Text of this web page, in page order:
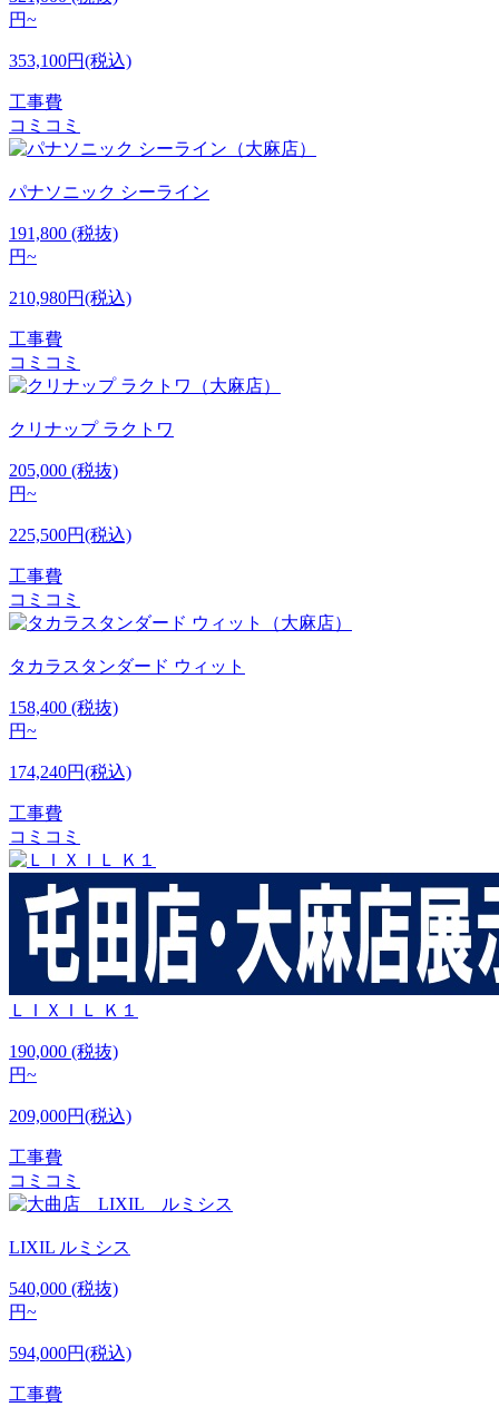
円~
353,100円(税込)
工事費
コミコミ
パナソニック シーライン
191,800 (税抜)
円~
210,980円(税込)
工事費
コミコミ
クリナップ ラクトワ
205,000 (税抜)
円~
225,500円(税込)
工事費
コミコミ
タカラスタンダード ウィット
158,400 (税抜)
円~
174,240円(税込)
工事費
コミコミ
ＬＩＸＩＬ Ｋ１
190,000 (税抜)
円~
209,000円(税込)
工事費
コミコミ
LIXIL ルミシス
540,000 (税抜)
円~
594,000円(税込)
工事費